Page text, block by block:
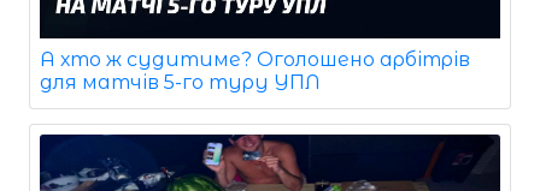
А хто ж судитиме? Оголошено арбітрів
для матчів 5-го туру УПЛ